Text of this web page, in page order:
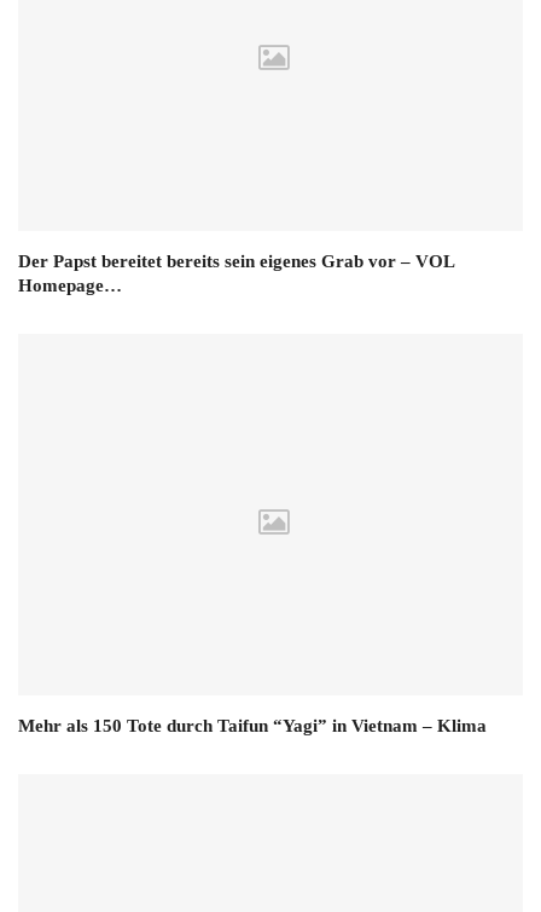
Der Papst bereitet bereits sein eigenes Grab vor – VOL
Homepage…
Mehr als 150 Tote durch Taifun “Yagi” in Vietnam – Klima